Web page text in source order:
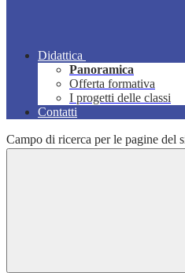
Didattica
Panoramica
Offerta formativa
I progetti delle classi
Contatti
Campo di ricerca per le pagine del